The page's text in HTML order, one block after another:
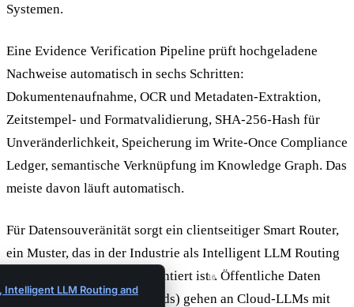
Systemen.
Eine Evidence Verification Pipeline prüft hochgeladene
Nachweise automatisch in sechs Schritten:
Dokumentenaufnahme, OCR und Metadaten-Extraktion,
Zeitstempel- und Formatvalidierung, SHA-256-Hash für
Unveränderlichkeit, Speicherung im Write-Once Compliance
Ledger, semantische Verknüpfung im Knowledge Graph. Das
meiste davon läuft automatisch.
Für Datensouveränität sorgt ein clientseitiger Smart Router,
ein Muster, das in der Industrie als Intelligent LLM Routing
oder LLM Gateway dokumentiert ist16
Intelligent LLM Routing and
. Öffentliche Daten
(Regulierungstexte, Standards) gehen an Cloud-LLMs mit